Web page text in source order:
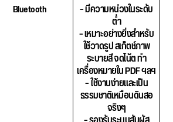
Bluetooth – มีความหน่วงในระดับ
ต่ำ
– เหมาะอย่างยิ่งสำหรับ
ใช้วาดรูป สเก็ตช์ภาพ
ระบายสี จดโน้ต ทำ
เครื่องหมายใน PDF ฯลฯ
– ใช้งานง่ายและเป็น
ธรรมชาติเหมือนดินสอ
จริงๆ